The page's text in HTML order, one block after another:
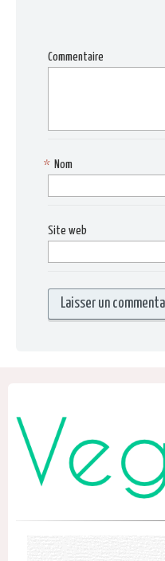
Commentaire
Nom
*
Site web